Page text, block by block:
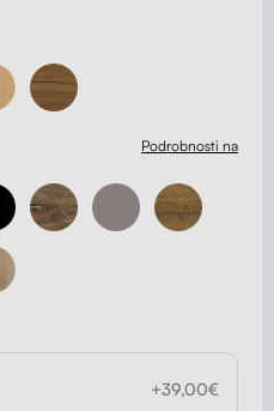
Podrobnosti na
+39,00€